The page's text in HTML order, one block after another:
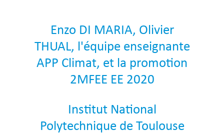
Enzo DI MARIA, Olivier
THUAL, l'équipe enseignante
APP Climat, et la promotion
2MFEE EE 2020
Institut National
Polytechnique de Toulouse